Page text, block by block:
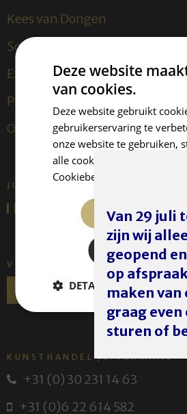
Kees van Dongen
Sculpturen
Exposities
Publicaties
Over ons
JUFFERMANS FINE ART IS:
VOLG ONS
KUNSTHANDEL JUFFERMANS
+31 (0) 30 231 14 63
+31 (0)6 22 614 582
Van 29 juli
zijn wij
geopend
op
maken van
graag
sturen of
Deze website
van cookies.
Deze website gebruikt
gebruikerservaring te
onze website te gebruiken,
alle cookies in
Cookiebeleid.
ALLES
ALLES
DETAILS WEERGEVEN